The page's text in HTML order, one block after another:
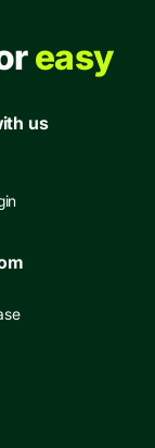
easy
us